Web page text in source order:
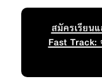
สมัครเรียน
Fast Track: